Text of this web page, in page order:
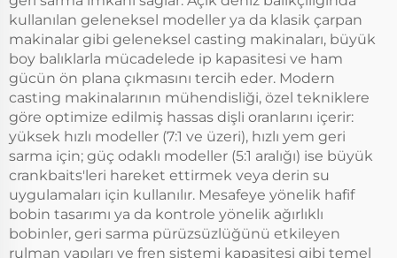
kullanılan geleneksel modeller ya da klasik çarpan
makinalar gibi geleneksel casting makinaları, büyük
boy balıklarla mücadelede ip kapasitesi ve ham
gücün ön plana çıkmasını tercih eder. Modern
casting makinalarının mühendisliği, özel tekniklere
göre optimize edilmiş hassas dişli oranlarını içerir:
yüksek hızlı modeller (7:1 ve üzeri), hızlı yem geri
sarma için; güç odaklı modeller (5:1 aralığı) ise büyük
crankbaits'leri hareket ettirmek veya derin su
uygulamaları için kullanılır. Mesafeye yönelik hafif
bobin tasarımı ya da kontrole yönelik ağırlıklı
bobinler, geri sarma pürüzsüzlüğünü etkileyen
rulman yapıları ve fren sistemi kapasitesi gibi temel